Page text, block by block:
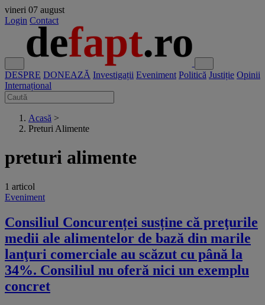
vineri 07 august
Login Contact
DESPRE DONEAZĂ Investigații Eveniment Politică Justiție Opinii
Internațional
Acasă >
Preturi Alimente
preturi alimente
1 articol
Eveniment
Consiliul Concurenței susține că preţurile
medii ale alimentelor de bază din marile
lanţuri comerciale au scăzut cu până la
34%. Consiliul nu oferă nici un exemplu
concret